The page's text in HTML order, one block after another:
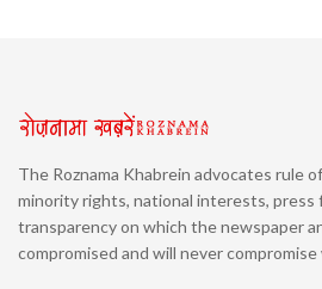
The Roznama Khabrein advocates rule
minority rights, national interests, press
transparency on which the newspaper
compromised and will never